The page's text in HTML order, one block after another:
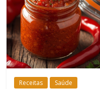
Estar
Receitas Saúde